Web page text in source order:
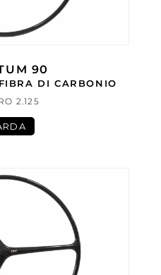
90
DI CARBONIO
2.125